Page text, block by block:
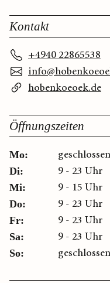
Kontakt
+4940 22865538
hobenkoeoek.de
Öffnungszeiten
Mo: geschlossen
Di: 9 - 23 Uhr
Mi: 9 - 15 Uhr
Do: 9 - 23 Uhr
Fr: 9 - 23 Uhr
Sa: 9 - 23 Uhr
So: geschlossen